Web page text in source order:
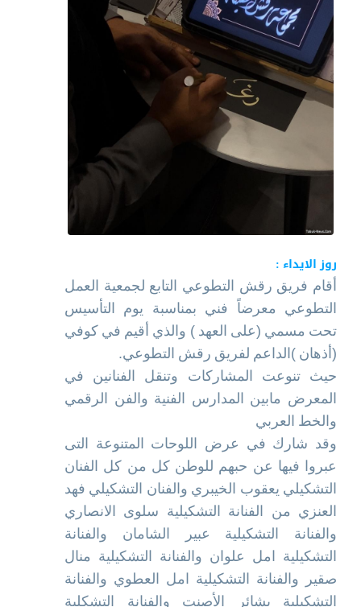
روز الايداء :
أقام فريق رقش التطوعي التابع لجمعية العمل
التطوعي معرضاً فني بمناسبة يوم التأسيس
تحت مسمي (على العهد ) والذي أقيم في كوفي
(أذهان )الداعم لفريق رقش التطوعي.
حيث تنوعت المشاركات وتنقل الفنانين في
المعرض مابين المدارس الفنية والفن الرقمي
والخط العربي
وقد شارك في عرض اللوحات المتنوعة التى
عبروا فيها عن حبهم للوطن كل من كل الفنان
التشكيلي يعقوب الخيبري والفنان التشكيلي فهد
العنزي من الفنانة التشكيلية سلوى الانصاري
والفنانة التشكيلية عبير الشامان والفنانة
التشكيلية امل علوان والفنانة التشكيلية منال
صقير والفنانة التشكيلية امل العطوي والفنانة
التشكيلية بشائر الأصنت والفنانة التشكلية